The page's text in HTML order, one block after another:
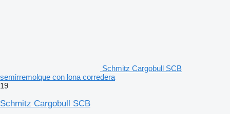
Schmitz Cargobull SCB
semirremolque con lona corredera
19
Schmitz Cargobull SCB